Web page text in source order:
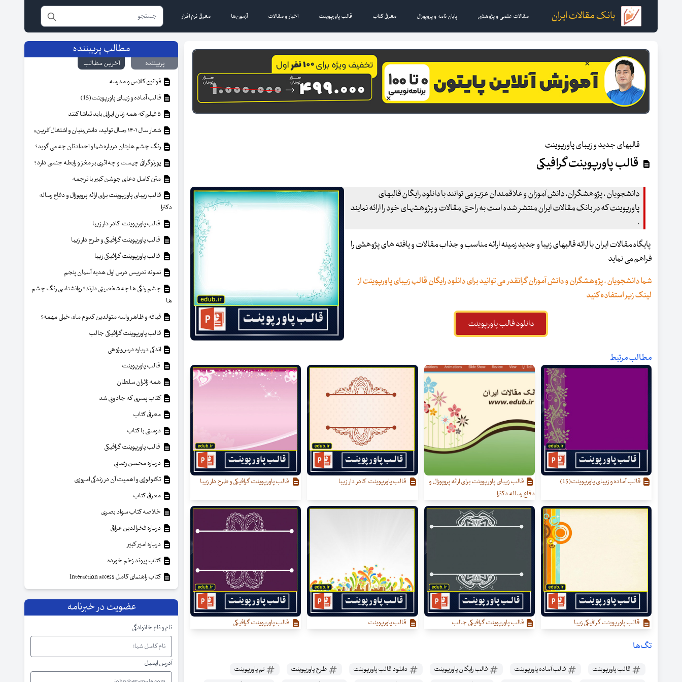
بانک مقالات ایران مقالات علمی و پژوهشی پایان نامه و پروپوزال معرفی کتاب قالب پاورپوینت اخبار و مقالات آزمون‌ها معرفی نرم افزار
قالبهای جدید و زیبای پاورپوینت
قالب پاورپوینت گرافیکی
دانشجویان ، پژوهشگران، دانش آموزان و علاقمندان عزیز می توانند با دانلود رایگان قالبهای
پاورپوینت که در بانک مقالات ایران منتشر شده است به راحتی مقالات و پژوهشهای خود را ارائه نمایند
.
پایگاه مقالات ایران با ارائه قالبهای زیبا و جدید زمینه ارائه مناسب و جذاب مقالات و یافته های پژوهشی را
فراهم می نماید
شما دانشجویان ، پژوهشگران و دانش آموزان گرانقدر می توانید برای دانلود رایگان قالب زیبای پاورپوینت از
لینک زیر استفاده کنید
دانلود قالب پاورپوینت
مطالب مرتبط
قالب آماده و زیبای پاورپوینت(15)
قالب زیبای پاورپوینت برای ارائه پروپوزال و
دفاع رساله دکترا
قالب پاورپوینت کادر دار زیبا قالب پاورپوینت گرافیکی و طرح دار زیبا
قالب پاورپوینت گرافیکی زیبا قالب پاورپوینت گرافیکی جالب قالب پاورپوینت قالب پاورپوینت گرافیکی
تگ‌ها
قالب پاورپوینت قالب آماده پاورپوینت قالب رایگان پاورپوینت دانلود قالب پاورپوینت طرح پاورپوینت
تم پاورپوینت
مطالب پربیننده
پربیننده
آخرین مطالب
قوانین کلاس و مدرسه
قالب آماده و زیبای پاورپوینت(15)
شعار سال ۱۴۰۱ «سال تولید، دانش‌بنیان و اشتغال‌آفرین»
رنگ چشم هایتان درباره شما و اجدادتان چه می گوید؟
پورنوگرافی چیست و چه اثری بر مغز و رابطه جنسی دارد؟
متن کامل دعای جوشن کبیر با ترجمه
قالب زیبای پاورپوینت برای ارائه پروپوزال و دفاع رساله
دکترا
قالب پاورپوینت کادر دار زیبا
قالب پاورپوینت گرافیکی و طرح دار زیبا
قالب پاورپوینت گرافیکی زیبا
نمونه تدریس درس اول هدیه آسمان پنجم
چشم رنگی ها چه شخصیتی دارند؟ روانشناسی رنگ چشم
ها
قیافه و ظاهر واسه متولدین کدوم ماه، خیلی مهمه؟
قالب پاورپوینت گرافیکی جالب
اندکی درباره درس‌پژوهی
قالب پاورپوینت
همه زائران سلطان
کتاب پسری که جادویی شد
معرفی کتاب
دوستی با کتاب
قالب پاورپوینت گرافیکی
درباره محسن رضایی
تکنولوژی و اهمیت آن در زندگی امروزی
معرفی کتاب
خلاصه کتاب سواد بصری
درباره فخرالدین عراقی
درباره امیر کبیر
کتاب پیوند زخم خورده
کتاب راهنمای کامل Interaction access
عضویت در خبرنامه
نام و نام خانوادگی
آدرس ایمیل